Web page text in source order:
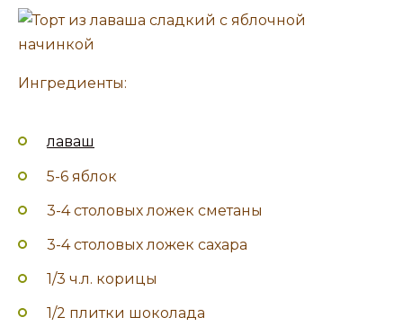
Ингредиенты:
лаваш
5-6 яблок
3-4 столовых ложек сметаны
3-4 столовых ложек сахара
1/3 ч.л. корицы
1/2 плитки шоколада